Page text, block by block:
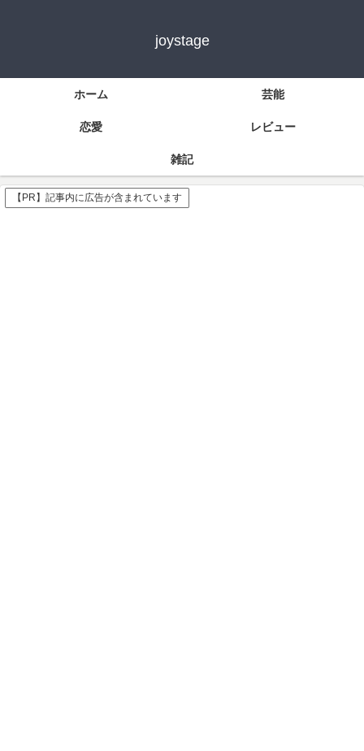
joystage
ホーム 芸能
恋愛 レビュー
雑記
【PR】記事内に広告が含まれています